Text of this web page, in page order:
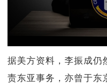
据美方资料，李振成仍
责东亚事务，亦曾于东